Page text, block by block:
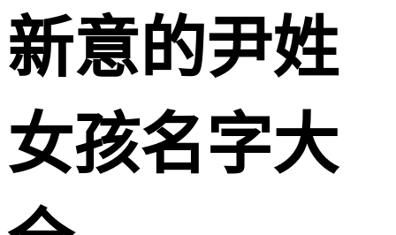
新意的尹姓
女孩名字大